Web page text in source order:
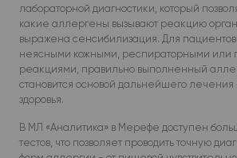
лабораторной диагностики, который
какие аллергены вызывают реакцию
выражена сенсибилизация. Для
неясными кожными, респираторными или
реакциями, правильно выполненный
становится основой дальнейшего лечения
здоровья.
В МЛ «Аналитика» в Мерефe доступен
тестов, что позволяет проводить точную